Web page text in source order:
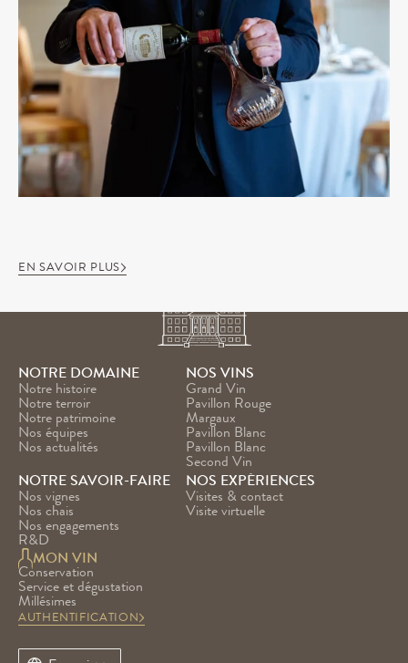
EN SAVOIR PLUS
NOTRE DOMAINE
Notre histoire
Notre terroir
Notre patrimoine
Nos équipes
Nos actualités
NOS VINS
Grand Vin
Pavillon Rouge
Margaux
Pavillon Blanc
Pavillon Blanc
Second Vin
NOTRE SAVOIR-FAIRE
Nos vignes
Nos chais
Nos engagements
R&D
NOS EXPÉRIENCES
Visites & contact
Visite virtuelle
MON VIN
Conservation
Service et dégustation
Millésimes
AUTHENTIFICATION
Select Language